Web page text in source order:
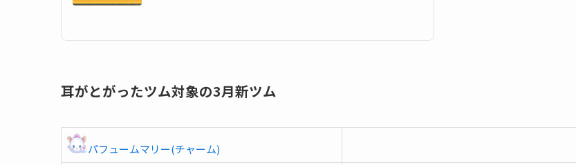
目「耳がとがったツムを使って1プレイで550万点稼ごう」と「耳がとがっ
耳がとがったツム対象の3月新ツム
パフュームマリー(チャーム)